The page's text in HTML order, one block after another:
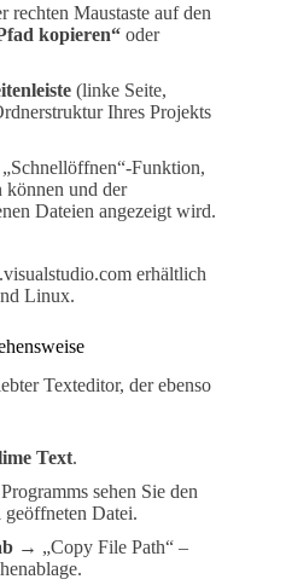
Maustaste auf den
kopieren“ oder
(linke Seite,
Ihres Projekts
Funktion,
können und der
Dateien angezeigt wird.
erhältlich
Linux.
Texteditor, der ebenso
Text.
sehen Sie den
Datei.
→ „Copy File Path“ –